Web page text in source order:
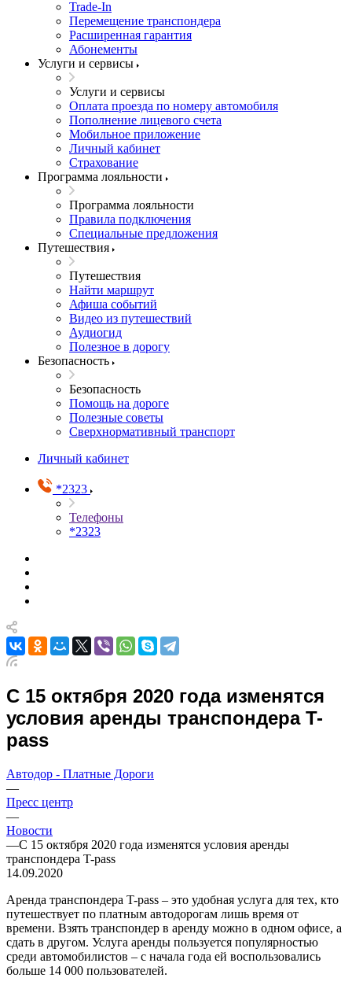
Trade-In
Перемещение транспондера
Расширенная гарантия
Абонементы
Услуги и сервисы
Услуги и сервисы
Оплата проезда по номеру автомобиля
Пополнение лицевого счета
Мобильное приложение
Личный кабинет
Страхование
Программа лояльности
Программа лояльности
Правила подключения
Специальные предложения
Путешествия
Путешествия
Найти маршрут
Афиша событий
Видео из путешествий
Аудиогид
Полезное в дорогу
Безопасность
Безопасность
Помощь на дороге
Полезные советы
Сверхнормативный транспорт
Личный кабинет
*2323
Телефоны
*2323
С 15 октября 2020 года изменятся
условия аренды транспондера T-
pass
Автодор - Платные Дороги
—
Пресс центр
—
Новости
—С 15 октября 2020 года изменятся условия аренды
транспондера T-pass
14.09.2020
Аренда транспондера T-pass – это удобная услуга для тех, кто
путешествует по платным автодорогам лишь время от
времени. Взять транспондер в аренду можно в одном офисе, а
сдать в другом. Услуга аренды пользуется популярностью
среди автомобилистов – с начала года ей воспользовались
больше 14 000 пользователей.